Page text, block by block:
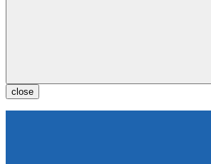
close